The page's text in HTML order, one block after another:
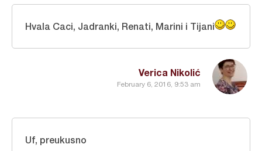
Verica Nikolić
February 6, 2016, 9:53 am
Hvala Caci, Jadranki, Renati, Marini i Tijani
Uf, preukusno